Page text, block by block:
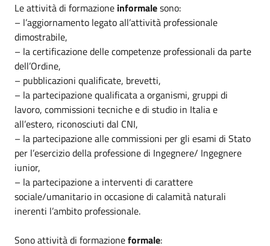
Le attività di formazione informalesono:
– l’aggiornamento legato all’attività professionale
dimostrabile,
– la certificazione delle competenze professionali da parte
dell’Ordine,
– pubblicazioni qualificate, brevetti,
– la partecipazione qualificata a organismi, gruppi di
lavoro, commissioni tecniche e di studio in Italia e
all’estero, riconosciuti dal CNI,
– la partecipazione alle commissioni per gli esami di Stato
per l’esercizio della professione di Ingegnere/ Ingegnere
iunior,
– la partecipazione a interventi di carattere
sociale/umanitario in occasione di calamità naturali
inerenti l’ambito professionale.
Sono attività di formazioneformale: